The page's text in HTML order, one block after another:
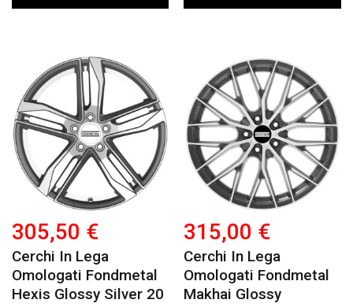
305,50 €
Cerchi In Lega
Omologati Fondmetal
Hexis Glossy Silver 20
315,00 €
Cerchi In Lega
Omologati Fondmetal
Makhai Glossy